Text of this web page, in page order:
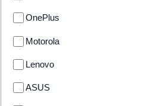
OnePlus
Motorola
Lenovo
ASUS